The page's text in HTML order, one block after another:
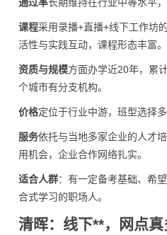
课程采用录播+直播+线下工作坊
活性与实践互动，课程形态丰富。
资质与规模方面办学近20年，累
个城市有分支机构。
价格定位于行业中游，班型选择
服务依托与当地多家企业的人才
用机会，企业合作网络扎实。
适合人群：有一定备考基础、希
合式学习的职场人。
清晖：线下**，网点真